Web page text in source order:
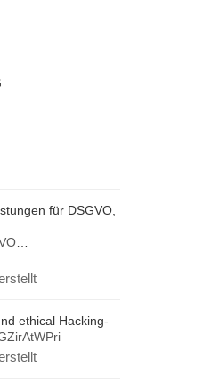
für DSGVO,
…
ethical Hacking-